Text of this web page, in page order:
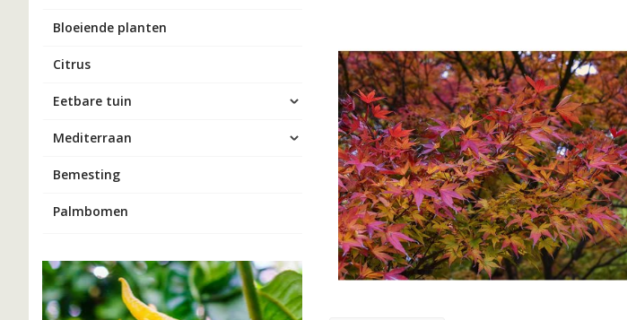
Bloeiende planten
Citrus
Eetbare tuin
Mediterraan
Bemesting
Palmbomen